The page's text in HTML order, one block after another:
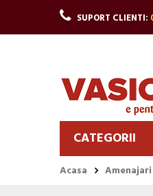
SUPORT CLIENTI:
CATEGORII
Acasa